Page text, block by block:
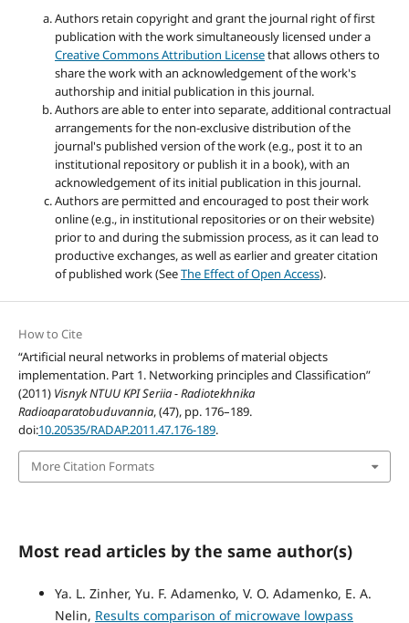
Authors retain copyright and grant the journal right of first
publication with the work simultaneously licensed under a
Creative Commons Attribution Licensethat allows others to
share the work with an acknowledgement of the work's
authorship and initial publication in this journal.
Authors are able to enter into separate, additional contractual
arrangements for the non-exclusive distribution of the
journal's published version of the work (e.g., post it to an
institutional repository or publish it in a book), with an
acknowledgement of its initial publication in this journal.
Authors are permitted and encouraged to post their work
online (e.g., in institutional repositories or on their website)
prior to and during the submission process, as it can lead to
productive exchanges, as well as earlier and greater citation
of published work (SeeThe Effect of Open Access).
How to Cite
“Artificial neural networks in problems of material objects
implementation. Part 1. Networking principles and Classification”
(2011) Visnyk NTUU KPI Seriia - Radiotekhnika
Radioaparatobuduvannia, (47), pp. 176–189.
doi:10.20535/RADAP.2011.47.176-189.
More Citation Formats
Most read articles by the same author(s)
Ya. L. Zinher, Yu. F. Adamenko, V. O. Adamenko, E. A.
Nelin, Results comparison of microwave lowpass